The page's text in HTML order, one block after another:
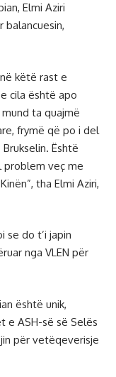
Elmi Aziri
këtë rast e
cila është apo
ta quajmë
frymë që po i del
Është
problem veç me
tha Elmi Aziri,
se do t’i japin
nga VLEN për
është unik,
e ASH-së së Selës
për vetëqeverisje